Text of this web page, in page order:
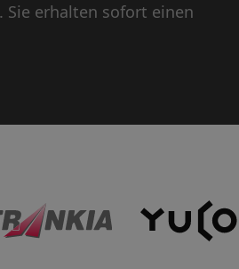
Sie erhalten sofort einen